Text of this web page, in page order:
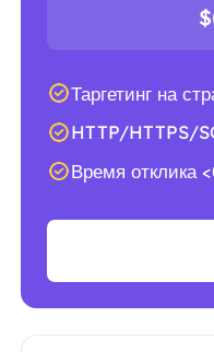
$
Таргетинг на
HTTP/HTTPS/
Время отклика